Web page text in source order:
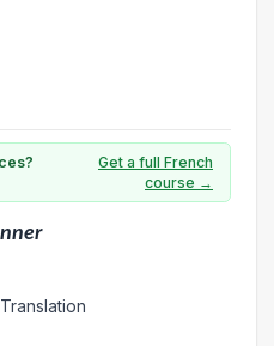
Get a full French
course →
Translation